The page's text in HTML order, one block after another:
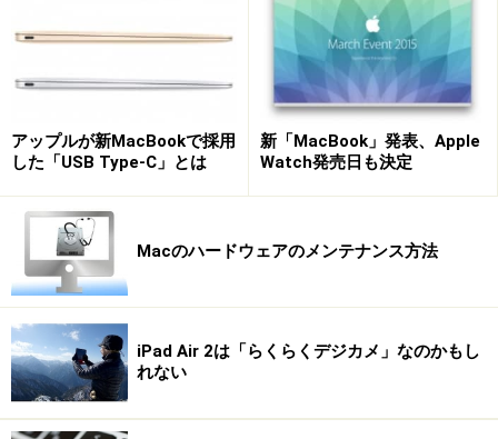
アップルが新MacBookで採用
した「USB Type-C」とは
新「MacBook」発表、Apple
Watch発売日も決定
Macのハードウェアのメンテナンス方法
iPad Air 2は「らくらくデジカメ」なのかもし
れない